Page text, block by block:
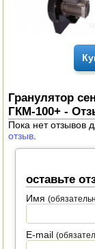
Гранулятор
ГКМ-100+ -
Пока нет отзывов
отзыв
оставьте
Имя
E-mail